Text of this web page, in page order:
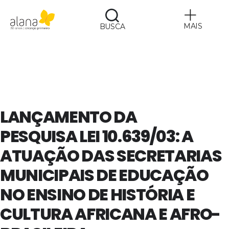
BUSCA MAIS
LANÇAMENTO DA
PESQUISA LEI 10.639/03: A
ATUAÇÃO DAS SECRETARIAS
MUNICIPAIS DE EDUCAÇÃO
NO ENSINO DE HISTÓRIA E
CULTURA AFRICANA E AFRO-